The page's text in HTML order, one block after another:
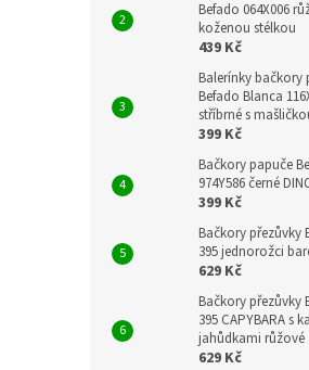
Befado 064X006
koženou stélkou
439 Kč
Balerínky bačkory
Befado Blanca
stříbrné s
399 Kč
Bačkory papuče
974Y586 černé
399 Kč
Bačkory přezůvky
395 jednorožci
629 Kč
Bačkory přezůvky
395 CAPYBARA s
jahůdkami růžové
629 Kč